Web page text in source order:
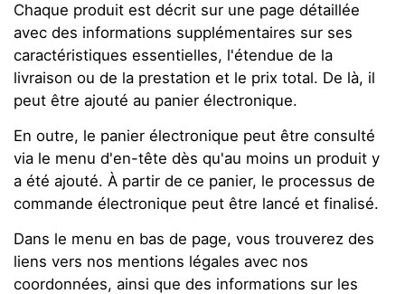
Chaque produit est décrit sur une page détaillée
avec des informations supplémentaires sur ses
caractéristiques essentielles, l'étendue de la
livraison ou de la prestation et le prix total. De là, il
peut être ajouté au panier électronique.
En outre, le panier électronique peut être consulté
via le menu d'en-tête dès qu'au moins un produit y
a été ajouté. À partir de ce panier, le processus de
commande électronique peut être lancé et finalisé.
Dans le menu en bas de page, vous trouverez des
liens vers nos mentions légales avec nos
coordonnées, ainsi que des informations sur les